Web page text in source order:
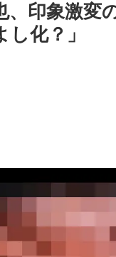
、印象激
化？」